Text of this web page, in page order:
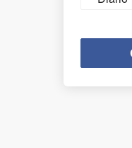
frequency